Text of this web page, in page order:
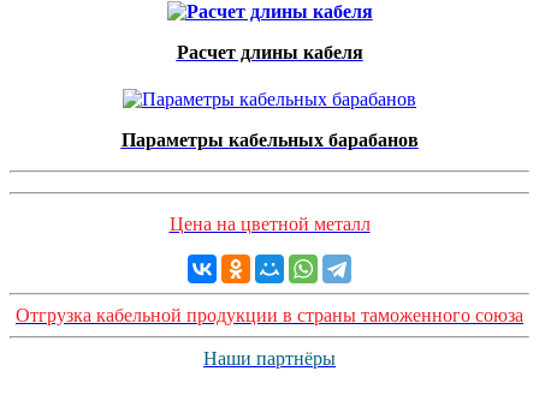
Расчет длины кабеля
Параметры кабельных барабанов
Цена на цветной металл
Отгрузка кабельной продукции в страны таможенного союза
Наши партнёры